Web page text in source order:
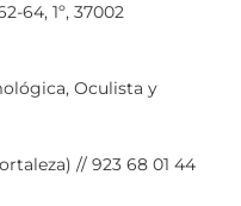
64, 1º, 37002
Oculista y
// 923 68 01 44